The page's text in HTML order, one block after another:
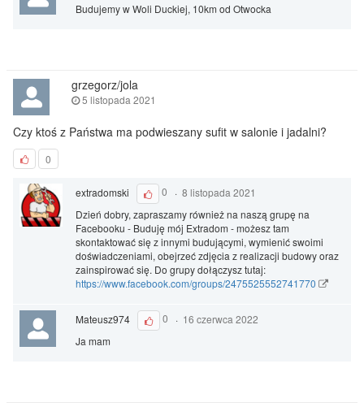
Budujemy w Woli Duckiej, 10km od Otwocka
grzegorz/jola
5 listopada 2021
Czy ktoś z Państwa ma podwieszany sufit w salonie i jadalni?
0
extradomski 0 ·8 listopada 2021
Dzień dobry, zapraszamy również na naszą grupę na
Facebooku - Buduję mój Extradom - możesz tam
skontaktować się z innymi budującymi, wymienić swoimi
doświadczeniami, obejrzeć zdjęcia z realizacji budowy oraz
zainspirować się. Do grupy dołączysz tutaj:
https://www.facebook.com/groups/2475525552741770
Mateusz974 0 · 16 czerwca 2022
Ja mam